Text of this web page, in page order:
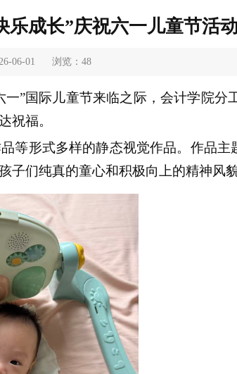
乐成长”庆祝六一儿童节活动
06-01 浏览： 48
”国际儿童节来临之际，会计学院分
祝福。
等形式多样的静态视觉作品。作品
们纯真的童心和积极向上的精神风貌